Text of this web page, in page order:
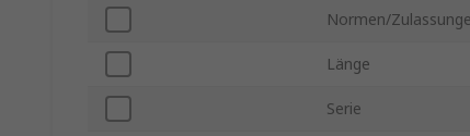
Normen/
Länge
Serie